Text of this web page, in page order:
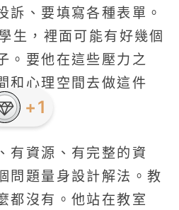
訴、要填寫各種表單。
生，裡面可能有好幾個
。要他在這些壓力之
和心理空間去做這件
所難。
有資源、有完整的資
問題量身設計解法。教
都沒有。他站在教室
+1